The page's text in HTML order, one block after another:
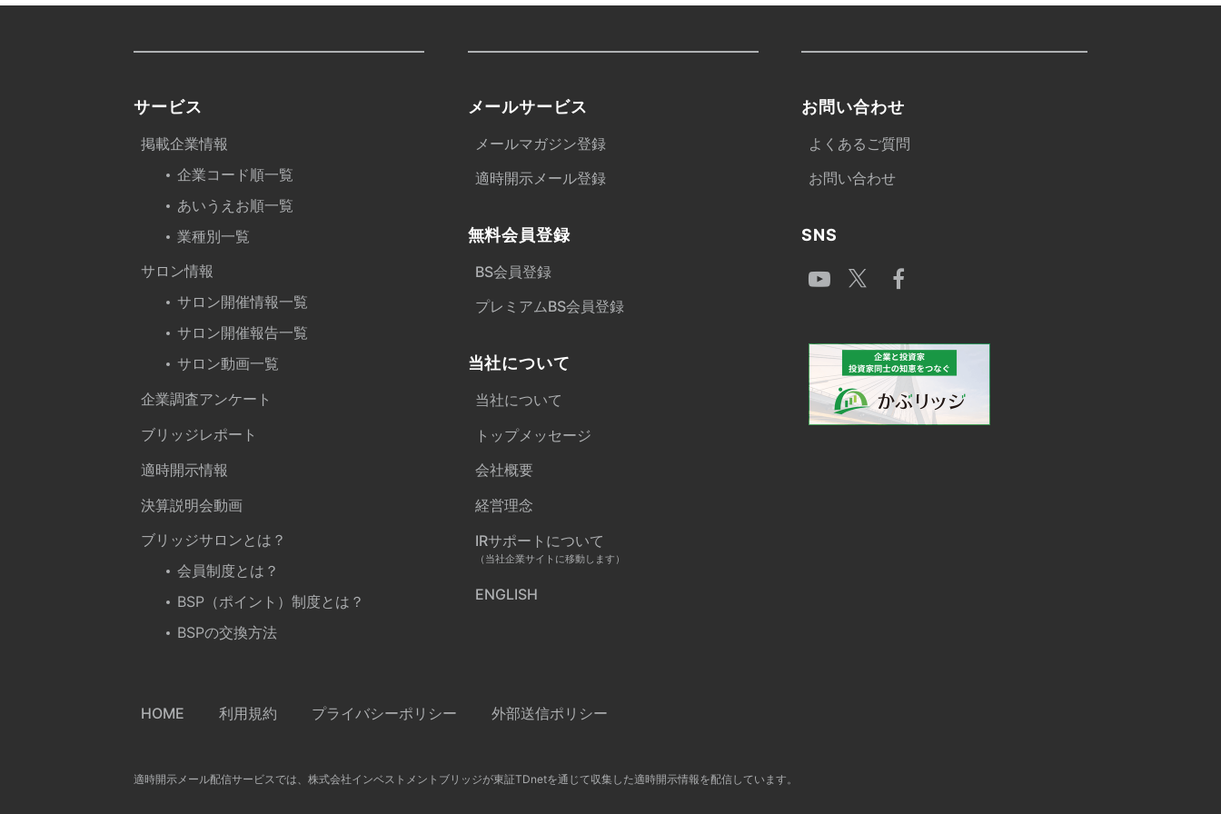
サービス
掲載企業情報
企業コード順一覧
あいうえお順一覧
業種別一覧
サロン情報
サロン開催情報一覧
サロン開催報告一覧
サロン動画一覧
企業調査アンケート
ブリッジレポート
適時開示情報
決算説明会動画
ブリッジサロンとは？
会員制度とは？
BSP（ポイント）制度とは？
BSPの交換方法
メールサービス
メールマガジン登録
適時開示メール登録
無料会員登録
BS会員登録
プレミアムBS会員登録
当社について
当社について
トップメッセージ
会社概要
経営理念
IRサポートについて
（当社企業サイトに移動します）
ENGLISH
お問い合わせ
よくあるご質問
お問い合わせ
SNS
HOME 利用規約 プライバシーポリシー 外部送信ポリシー
適時開示メール配信サービスでは、株式会社インベストメントブリッジが東証TDnetを通じて収集した適時開示情報を配信しています。